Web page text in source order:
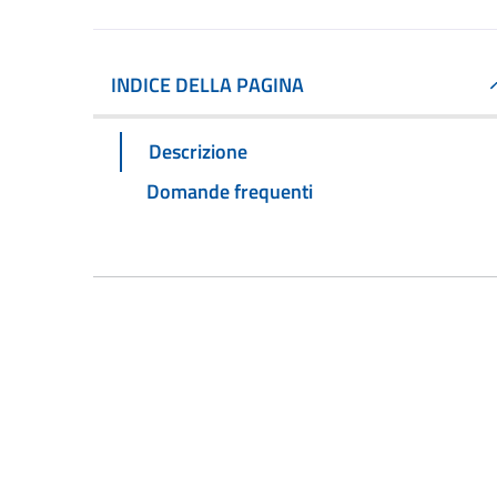
INDICE DELLA PAGINA
Descrizione
Domande frequenti